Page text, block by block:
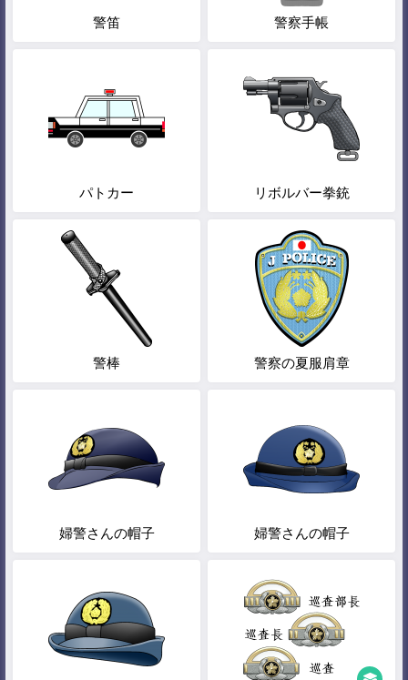
警笛 警察手帳
パトカー リボルバー拳銃
警棒 警察の夏服肩章
婦警さんの帽子 婦警さんの帽子